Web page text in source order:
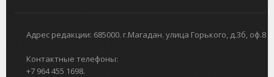
Адрес редакции: 685000. г.Магадан. улица Горького, д.3б, оф.8
Контактные телефоны:
+7 964 455 1698.